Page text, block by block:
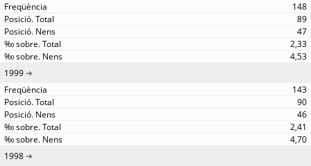
148
89
47
2,33
4,53
1999
143
90
46
2,41
4,70
1998